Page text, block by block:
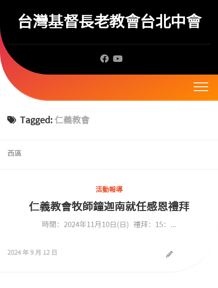
content台灣基督長老教會台北中會
Tagged: 仁義教會
西區
活動報導
仁義教會牧師鐘迦南就任感恩禮拜
時間：2024年11月10日(日) 禮拜：15：...
2024 年 9 月 12 日